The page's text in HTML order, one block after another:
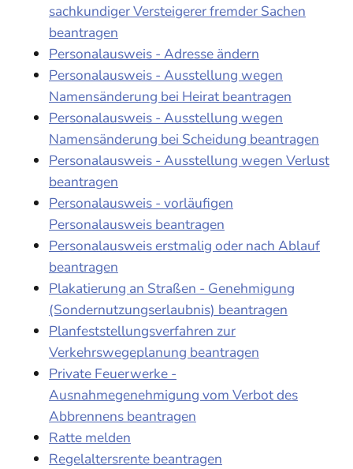
sachkundiger Versteigerer fremder Sachen
beantragen
Personalausweis - Adresse ändern
Personalausweis - Ausstellung wegen
Namensänderung bei Heirat beantragen
Personalausweis - Ausstellung wegen
Namensänderung bei Scheidung beantragen
Personalausweis - Ausstellung wegen Verlust
beantragen
Personalausweis - vorläufigen
Personalausweis beantragen
Personalausweis erstmalig oder nach Ablauf
beantragen
Plakatierung an Straßen - Genehmigung
(Sondernutzungserlaubnis) beantragen
Planfeststellungsverfahren zur
Verkehrswegeplanung beantragen
Private Feuerwerke -
Ausnahmegenehmigung vom Verbot des
Abbrennens beantragen
Ratte melden
Regelaltersrente beantragen